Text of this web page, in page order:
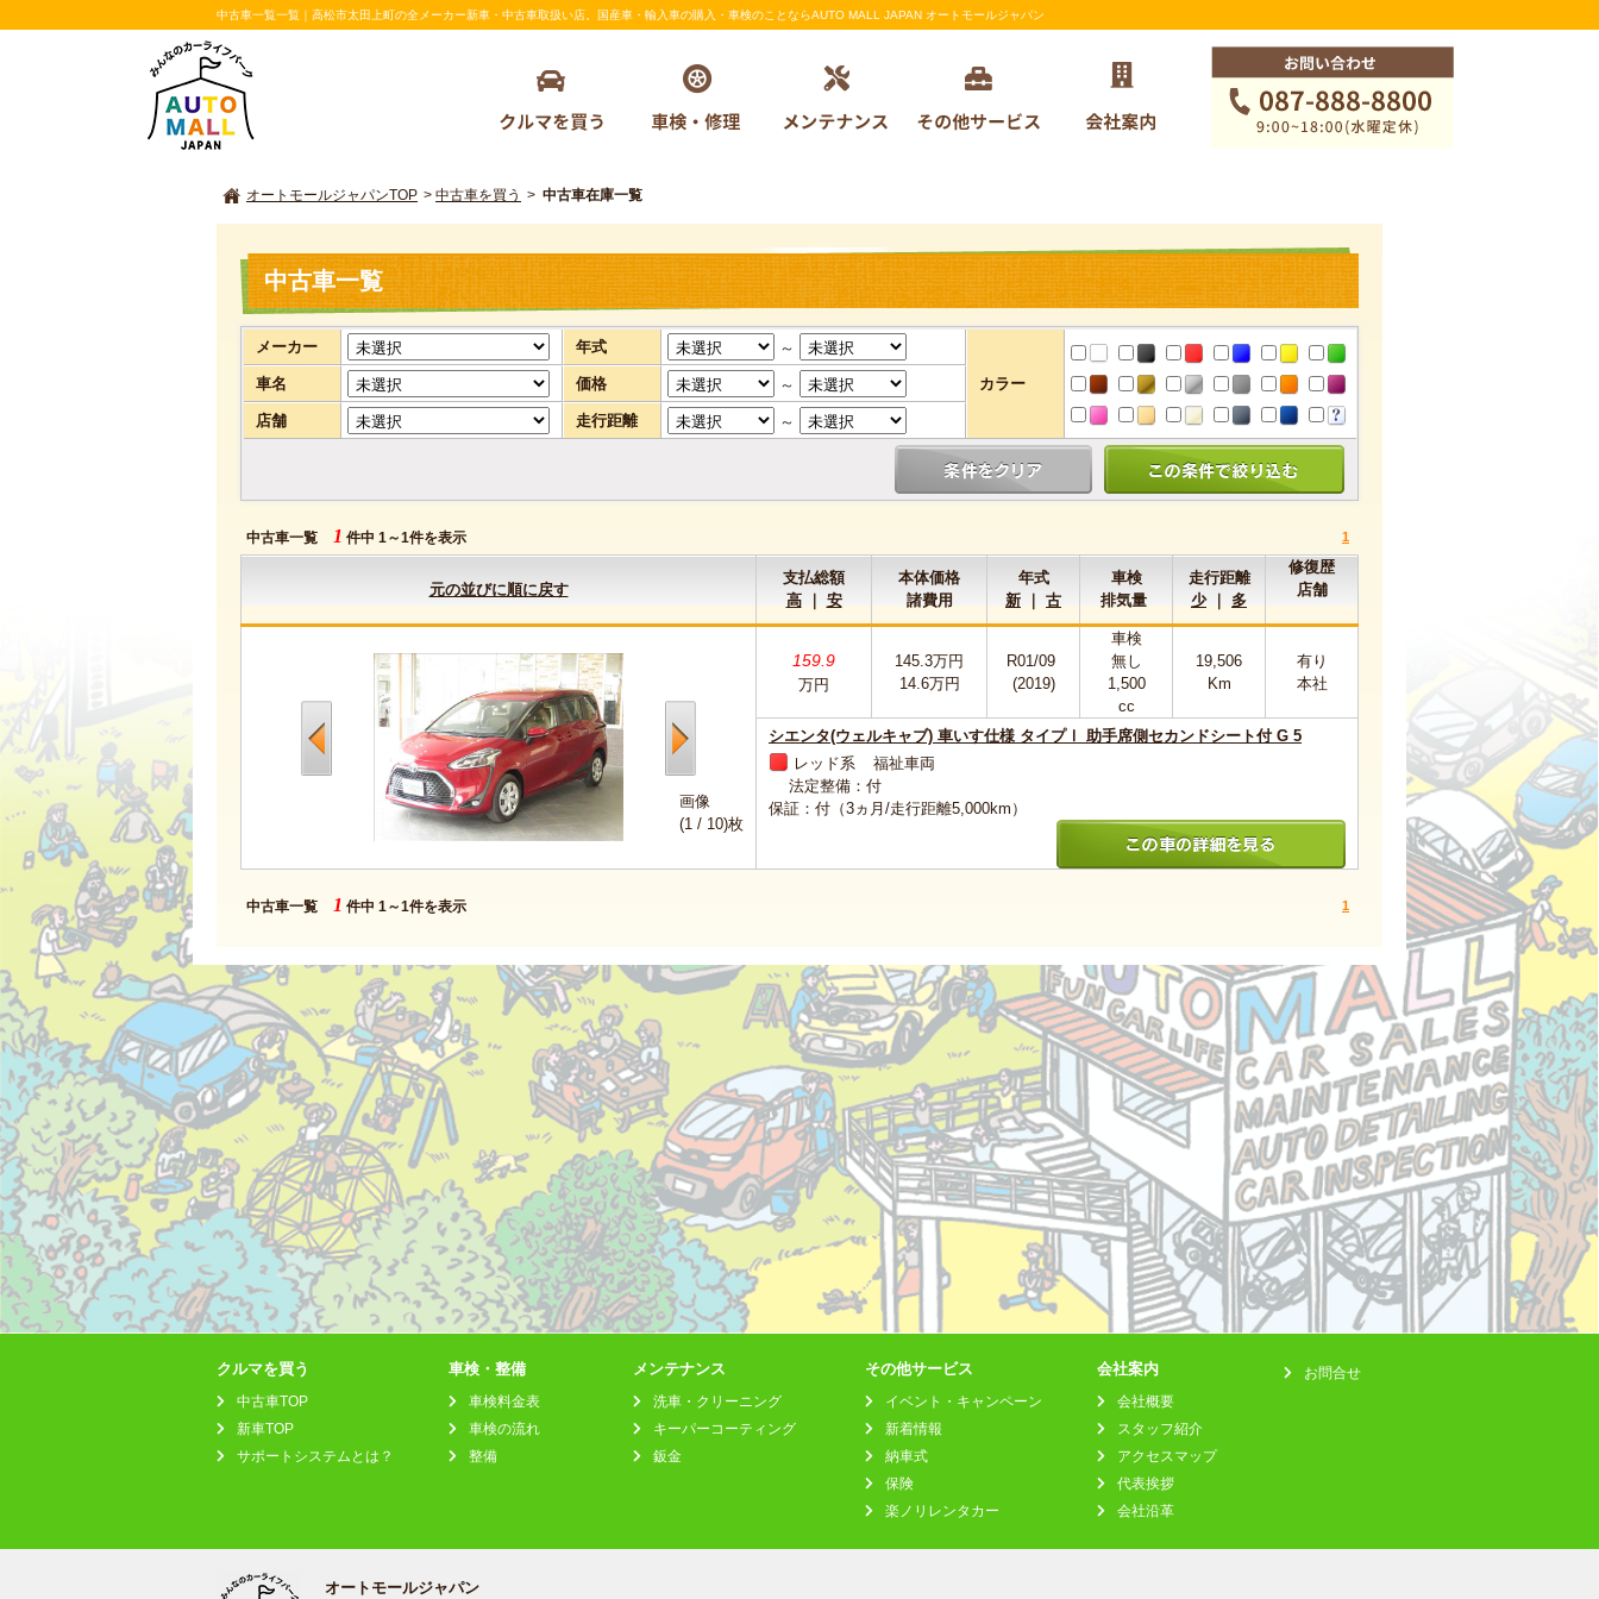
中古車一覧一覧｜高松市太田上町の全メーカー新車・中古車取扱い店。国産車・輸入車の購入・車検のことならAUTO MALL JAPAN オートモールジャパン
オートモールジャパンTOP > 中古車を買う > 中古車在庫一覧
中古車一覧
メーカー 年式
～
カラー
車名 価格
～
店舗
走行距離 ～
この条件で絞り込む
条件をクリア
中古車一覧 1 件中 1～1件を表示 1
元の並びに順に戻す
支払総額
高
安
本体価格
諸費用
年式
新
古
車検
排気量
走行距離
少
多
修復歴
店舗
画像
(1 / 10)枚
159.9
万円
145.3万円
14.6万円
R01/09
(2019)
車検
無し
1,500
cc
19,506
Km
有り
本社
シエンタ(ウェルキャブ) 車いす仕様 タイプⅠ 助手席側セカンドシート付 G 5
レッド系
福祉車両
法定整備：付
保証：付（3ヵ月/走行距離5,000km）
中古車一覧 1 件中 1～1件を表示 1
クルマを買う
中古車TOP
新車TOP
サポートシステムとは？
車検・整備
車検料金表
車検の流れ
整備
メンテナンス
洗車・クリーニング
キーパーコーティング
鈑金
その他サービス
イベント・キャンペーン
新着情報
納車式
保険
楽ノリレンタカー
会社案内
会社概要
スタッフ紹介
アクセスマップ
代表挨拶
会社沿革
お問合せ
オートモールジャパン